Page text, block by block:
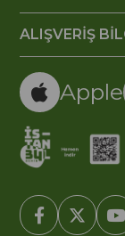
ALIŞVERİŞ
Apple